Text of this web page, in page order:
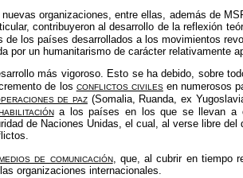
organizaciones, entre ellas, además de
contribuyeron al desarrollo de la reflexión
los países desarrollados a los movimientos
por un humanitarismo de carácter relativamente
más vigoroso. Esto se ha debido, sobre
de los conflictos civilesen numerosos
de paz(Somalia, Ruanda, ex
a los países en los que se llevan a
de Naciones Unidas, el cual, al verse libre del
de comunicación, que, al cubrir en tiempo
organizaciones internacionales.